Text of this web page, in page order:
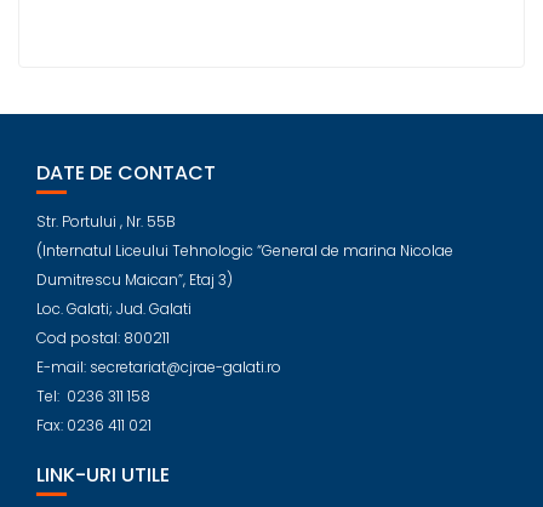
DATE DE CONTACT
Str. Portului , Nr. 55B
(Internatul Liceului Tehnologic “General de marina Nicolae
Dumitrescu Maican”, Etaj 3)
Loc. Galati; Jud. Galati
Cod postal: 800211
E-mail: secretariat@cjrae-galati.ro
Tel: 0236 311 158
Fax: 0236 411 021
LINK-URI UTILE